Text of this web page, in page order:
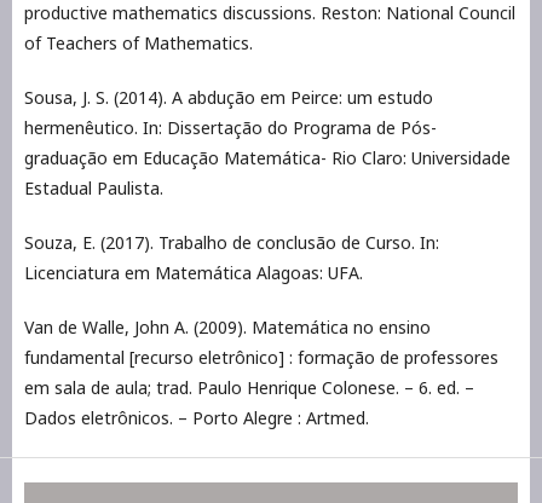
productive mathematics discussions. Reston: National Council
of Teachers of Mathematics.
Sousa, J. S. (2014). A abdução em Peirce: um estudo
hermenêutico. In: Dissertação do Programa de Pós-
graduação em Educação Matemática- Rio Claro: Universidade
Estadual Paulista.
Souza, E. (2017). Trabalho de conclusão de Curso. In:
Licenciatura em Matemática Alagoas: UFA.
Van de Walle, John A. (2009). Matemática no ensino
fundamental [recurso eletrônico] : formação de professores
em sala de aula; trad. Paulo Henrique Colonese. – 6. ed. –
Dados eletrônicos. – Porto Alegre : Artmed.